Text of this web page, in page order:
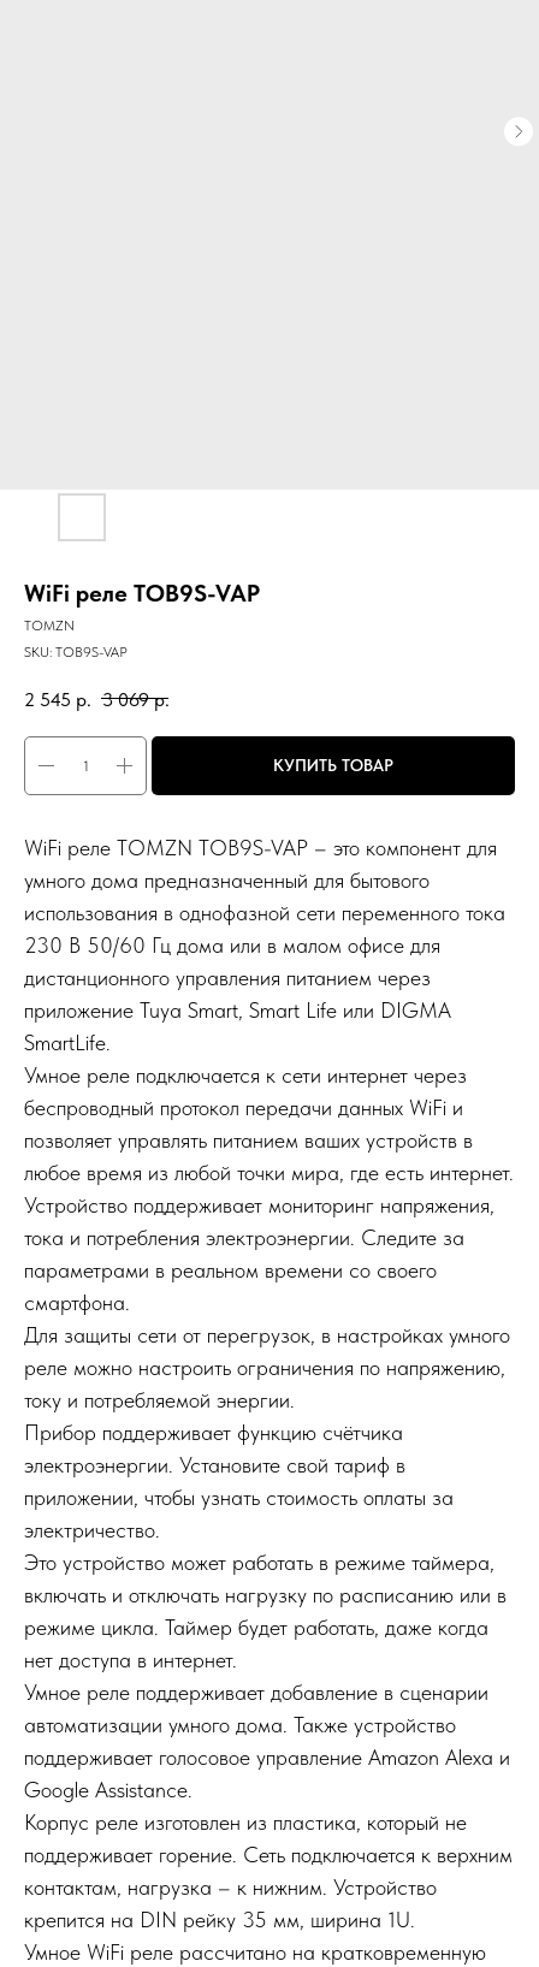
WiFi реле TOB9S-VAP
TOMZN
SKU: TOB9S-VAP
2 545 р. 3 069 р.
КУПИТЬ ТОВАР
WiFi реле TOMZN TOB9S-VAP – это компонент для
умного дома предназначенный для бытового
использования в однофазной сети переменного тока
230 В 50/60 Гц дома или в малом офисе для
дистанционного управления питанием через
приложение Tuya Smart, Smart Life или DIGMA
SmartLife.
Умное реле подключается к сети интернет через
беспроводный протокол передачи данных WiFi и
позволяет управлять питанием ваших устройств в
любое время из любой точки мира, где есть интернет.
Устройство поддерживает мониторинг напряжения,
тока и потребления электроэнергии. Следите за
параметрами в реальном времени со своего
смартфона.
Для защиты сети от перегрузок, в настройках умного
реле можно настроить ограничения по напряжению,
току и потребляемой энергии.
Прибор поддерживает функцию счётчика
электроэнергии. Установите свой тариф в
приложении, чтобы узнать стоимость оплаты за
электричество.
Это устройство может работать в режиме таймера,
включать и отключать нагрузку по расписанию или в
режиме цикла. Таймер будет работать, даже когда
нет доступа в интернет.
Умное реле поддерживает добавление в сценарии
автоматизации умного дома. Также устройство
поддерживает голосовое управление Amazon Alexa и
Google Assistance.
Корпус реле изготовлен из пластика, который не
поддерживает горение. Сеть подключается к верхним
контактам, нагрузка – к нижним. Устройство
крепится на DIN рейку 35 мм, ширина 1U.
Умное WiFi реле рассчитано на кратковременную